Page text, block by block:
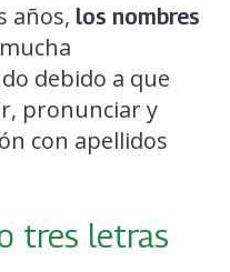
años, los nombres
debido a que
pronunciar y
con apellidos
tres letras